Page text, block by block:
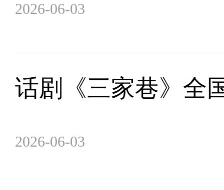
2026-06-03
话剧《三家巷》全
2026-06-03